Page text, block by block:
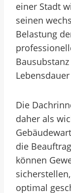
einer Stadt
seinen
Belastung
Die
daher als
die
können
optimal